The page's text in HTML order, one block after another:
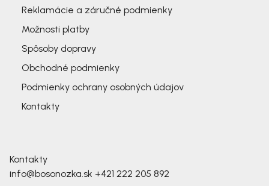
Reklamácie a záručné podmienky
Možnosti platby
Spôsoby dopravy
Obchodné podmienky
Podmienky ochrany osobných údajov
Kontakty
Kontakty
info@bosonozka.sk +421 222 205 892